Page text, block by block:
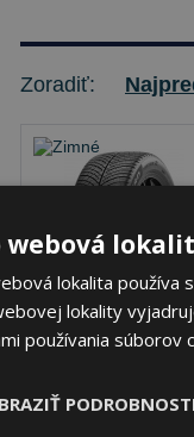
Zoradiť:
Nie je skladom
webová
lokalita používa
lokality
používania súborov